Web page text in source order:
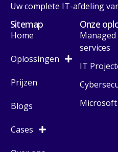
Uw complete IT-afdeling
Sitemap
Home
Oplossingen
Prijzen
Blogs
Cases
Onze
Managed
services
IT
Microsoft